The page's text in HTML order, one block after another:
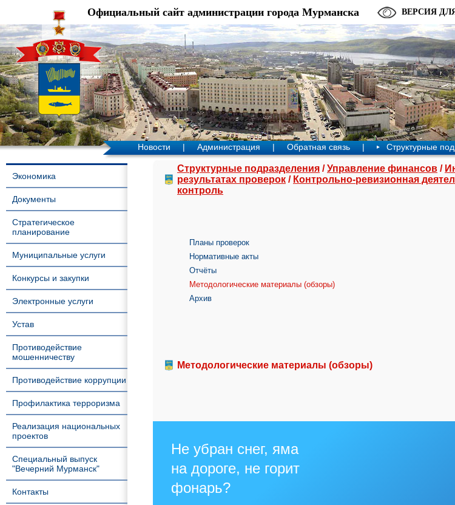
Официальный сайт администрации города Мурманска ВЕРСИЯ
Новости | Администрация | Обратная связь | Структурные
Экономика
Документы
Стратегическое
планирование
Муниципальные услуги
Конкурсы и закупки
Электронные услуги
Устав
Противодействие
мошенничеству
Противодействие коррупции
Профилактика терроризма
Реализация национальных
проектов
Специальный выпуск
"Вечерний Мурманск"
Контакты
Структурные подразделения /Управление финансов /
результатах проверок / Контрольно-ревизионная
контроль
Планы проверок
Нормативные акты
Отчёты
Методологические материалы (обзоры)
Архив
Методологические материалы (обзоры)
Не убран снег, яма
на дороге, не горит
фонарь?